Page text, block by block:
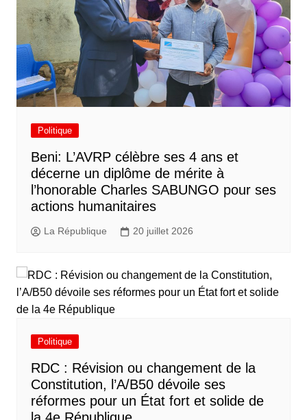
Politique
Beni: L’AVRP célèbre ses 4 ans et
décerne un diplôme de mérite à
l’honorable Charles SABUNGO pour ses
actions humanitaires
La République 20 juillet 2026
Politique
RDC : Révision ou changement de la
Constitution, l’A/B50 dévoile ses
réformes pour un État fort et solide de